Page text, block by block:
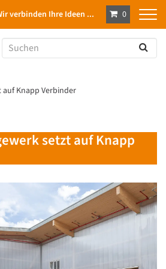
verbinden Ihre Ideen ... 0
Knapp Verbinder
setzt auf Knapp